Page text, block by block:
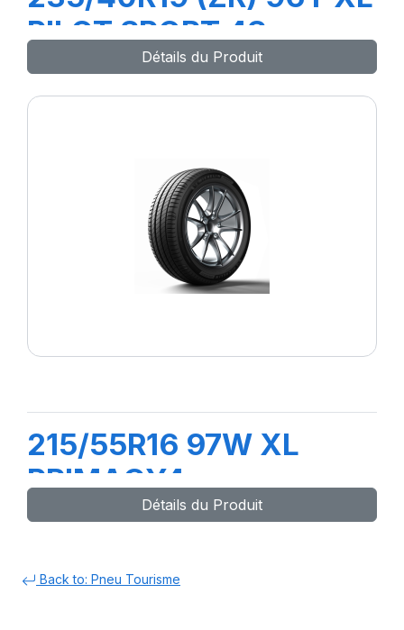
PILOT SPORT 4S
Détails du Produit
215/55R16 97W XL
PRIMACY4
Détails du Produit
Back to: Pneu Tourisme